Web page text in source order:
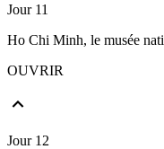
Jour 11
Ho Chi Minh, le musée
OUVRIR
Jour 12